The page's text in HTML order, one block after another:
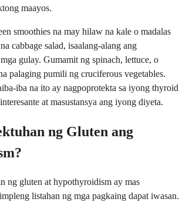
maayos.
smoothies na may hilaw na kale o madalas
cabbage salad, isaalang-alang ang
gulay. Gumamit ng spinach, lettuce, o
palaging pumili ng cruciferous vegetables.
iba na ito ay nagpoprotekta sa iyong thyroid
at masustansya ang iyong diyeta.
ng Gluten ang
ng gluten at hypothyroidism ay mas
listahan ng mga pagkaing dapat iwasan.